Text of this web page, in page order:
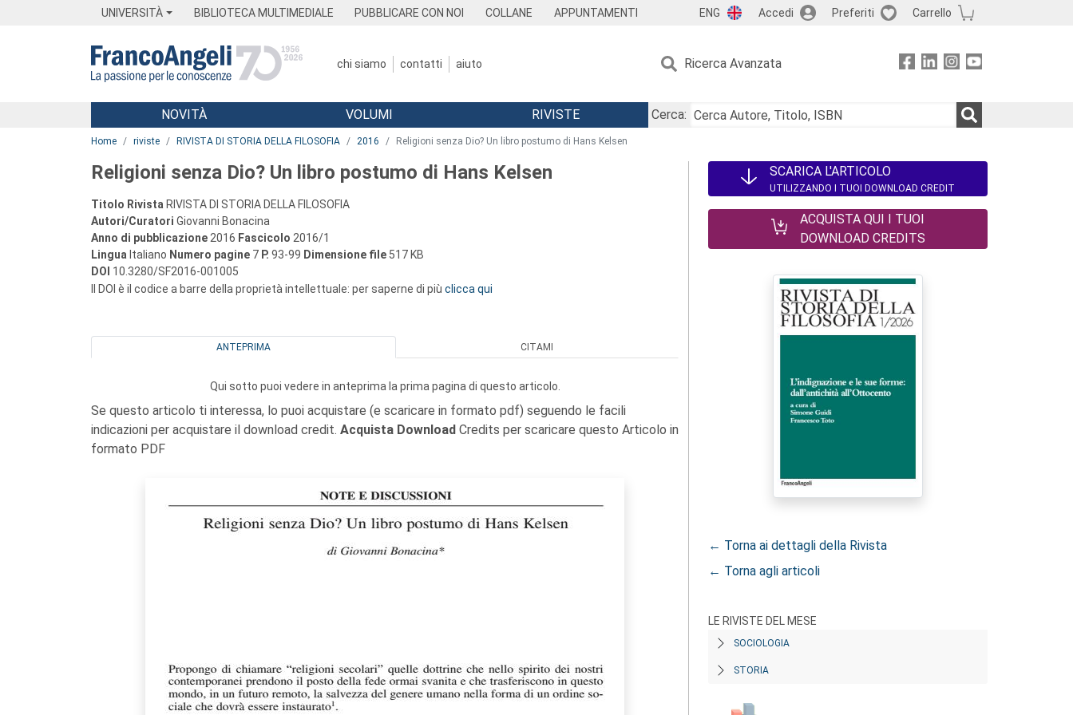
UNIVERSITÀ BIBLIOTECA MULTIMEDIALE PUBBLICARE CON NOI COLLANE APPUNTAMENTI ENG Accedi Preferiti Carrello
chi siamo contatti aiuto Ricerca Avanzata
Menu
NOVITÀ VOLUMI RIVISTE
Cerca:
Home riviste RIVISTA DI STORIA DELLA FILOSOFIA 2016 Religioni senza Dio? Un libro postumo di Hans Kelsen
Religioni senza Dio? Un libro postumo di Hans Kelsen
Titolo Rivista RIVISTA DI STORIA DELLA FILOSOFIA
Autori/Curatori Giovanni Bonacina
Anno di pubblicazione 2016 Fascicolo 2016/1
Lingua Italiano Numero pagine 7 P. 93-99 Dimensione file 517 KB
DOI 10.3280/SF2016-001005
Il DOI è il codice a barre della proprietà intellettuale: per saperne di più clicca qui
ANTEPRIMA CITAMI
Qui sotto puoi vedere in anteprima la prima pagina di questo articolo.
Se questo articolo ti interessa, lo puoi acquistare (e scaricare in formato pdf) seguendo le facili
indicazioni per acquistare il download credit. Acquista Download Credits per scaricare questo Articolo in
formato PDF
SCARICA L'ARTICOLO
UTILIZZANDO I TUOI DOWNLOAD CREDIT
ACQUISTA QUI I TUOI
DOWNLOAD CREDITS
← Torna ai dettagli della Rivista
← Torna agli articoli
LE RIVISTE DEL MESE
SOCIOLOGIA
STORIA